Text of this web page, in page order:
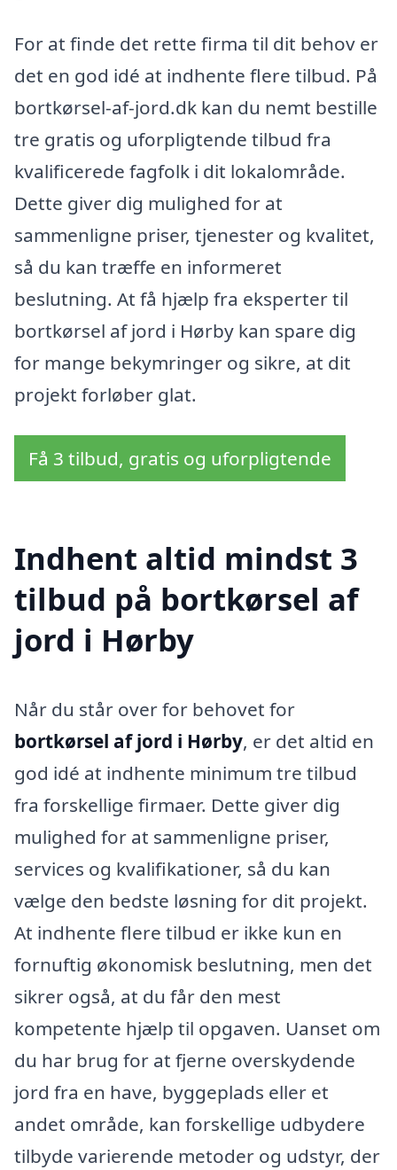
For at finde det rette firma til dit behov er
det en god idé at indhente flere tilbud. På
bortkørsel-af-jord.dk kan du nemt bestille
tre gratis og uforpligtende tilbud fra
kvalificerede fagfolk i dit lokalområde.
Dette giver dig mulighed for at
sammenligne priser, tjenester og kvalitet,
så du kan træffe en informeret
beslutning. At få hjælp fra eksperter til
bortkørsel af jord i Hørby kan spare dig
for mange bekymringer og sikre, at dit
projekt forløber glat.
Få 3 tilbud, gratis og uforpligtende
Indhent altid mindst 3
tilbud på bortkørsel af
jord i Hørby
Når du står over for behovet for
bortkørsel af jord i Hørby, er det altid en
god idé at indhente minimum tre tilbud
fra forskellige firmaer. Dette giver dig
mulighed for at sammenligne priser,
services og kvalifikationer, så du kan
vælge den bedste løsning for dit projekt.
At indhente flere tilbud er ikke kun en
fornuftig økonomisk beslutning, men det
sikrer også, at du får den mest
kompetente hjælp til opgaven. Uanset om
du har brug for at fjerne overskydende
jord fra en have, byggeplads eller et
andet område, kan forskellige udbydere
tilbyde varierende metoder og udstyr, der